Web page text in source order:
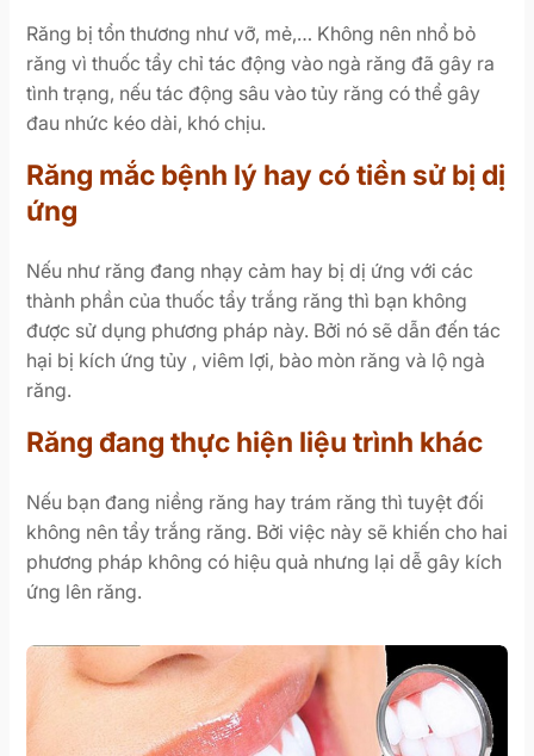
Răng bị tổn thương như vỡ, mẻ,… Không nên nhổ bỏ
răng vì thuốc tẩy chỉ tác động vào ngà răng đã gây ra
tình trạng, nếu tác động sâu vào tủy răng có thể gây
đau nhức kéo dài, khó chịu.
Răng mắc bệnh lý hay có tiền sử bị dị
ứng
Nếu như răng đang nhạy cảm hay bị dị ứng với các
thành phần của thuốc tẩy trắng răng thì bạn không
được sử dụng phương pháp này. Bởi nó sẽ dẫn đến tác
hại bị kích ứng tủy , viêm lợi, bào mòn răng và lộ ngà
răng.
Răng đang thực hiện liệu trình khác
Nếu bạn đang niềng răng hay trám răng thì tuyệt đối
không nên tẩy trắng răng. Bởi việc này sẽ khiến cho hai
phương pháp không có hiệu quả nhưng lại dễ gây kích
ứng lên răng.